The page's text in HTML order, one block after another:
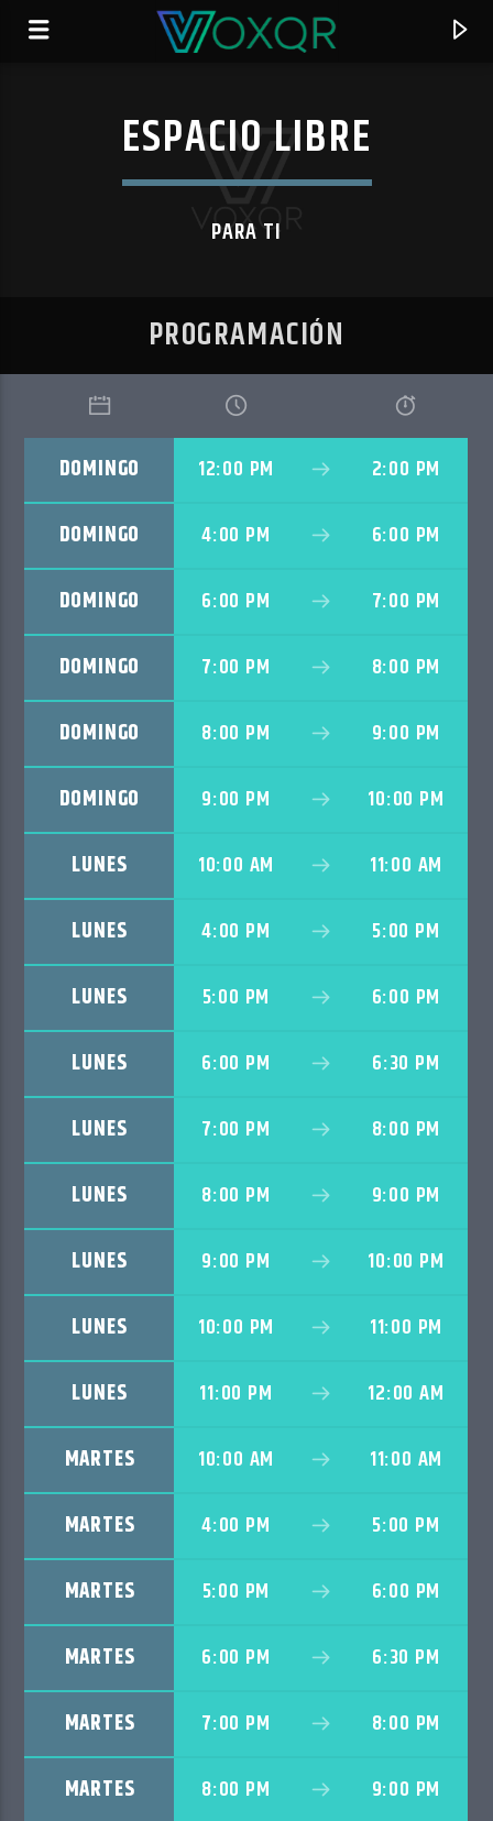
RADIO VOXQR
VOXQR
NO TITLES AVAILABLE
Radio VoxQR
ESPACIO LIBRE
PARA TI
PROGRAMACIÓN
DOMINGO 12:00 PM 2:00 PM
DOMINGO 4:00 PM 6:00 PM
DOMINGO 6:00 PM 7:00 PM
DOMINGO 7:00 PM 8:00 PM
DOMINGO 8:00 PM 9:00 PM
DOMINGO 9:00 PM 10:00 PM
LUNES 10:00 AM 11:00 AM
LUNES 4:00 PM 5:00 PM
LUNES 5:00 PM 6:00 PM
LUNES 6:00 PM 6:30 PM
LUNES 7:00 PM 8:00 PM
LUNES 8:00 PM 9:00 PM
LUNES 9:00 PM 10:00 PM
LUNES 10:00 PM 11:00 PM
LUNES 11:00 PM 12:00 AM
MARTES 10:00 AM 11:00 AM
MARTES 4:00 PM 5:00 PM
MARTES 5:00 PM 6:00 PM
MARTES 6:00 PM 6:30 PM
MARTES 7:00 PM 8:00 PM
MARTES 8:00 PM 9:00 PM